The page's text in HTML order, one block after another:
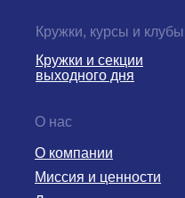
О компании
Миссия и ценности
О нас
Кружки и секции
выходного дня
Кружки, курсы и клубы